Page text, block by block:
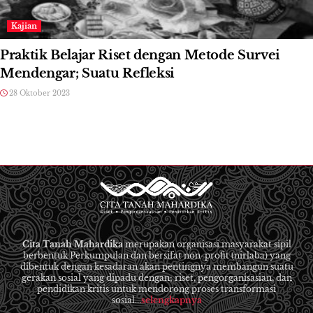
Kajian
Praktik Belajar Riset dengan Metode Survei
Mendengar; Suatu Refleksi
28 Oktober 2023
Cita Tanah Mahardikamerupakan organisasi masyarakat sipil
berbentuk Perkumpulan dan bersifat non-profit (nirlaba) yang
dibentuk dengan kesadaran akan pentingnya membangun suatu
gerakan sosial yang dipadu dengan; riset, pengorganisasian, dan
pendidikan kritis untuk mendorong proses transformasi
sosial...selengkapnya